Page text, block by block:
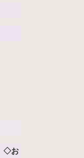
◇お